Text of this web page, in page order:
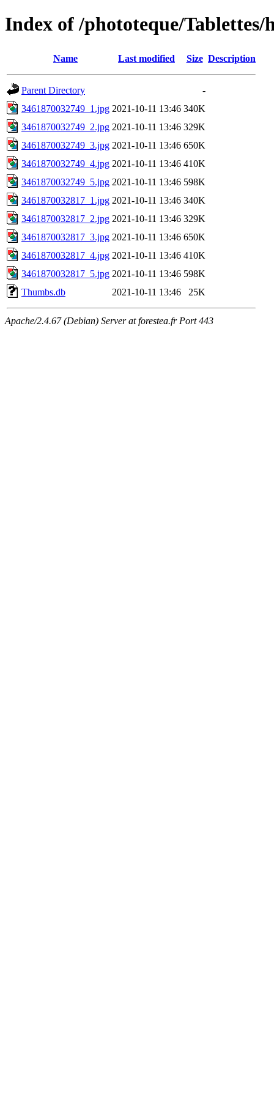
Index of /phototeque/Tablettes/
Name Last modified Size Description
Parent Directory
-
3461870032749_1.jpg 2021-10-11 13:46 340K
3461870032749_2.jpg 2021-10-11 13:46 329K
3461870032749_3.jpg 2021-10-11 13:46 650K
3461870032749_4.jpg 2021-10-11 13:46 410K
3461870032749_5.jpg 2021-10-11 13:46 598K
3461870032817_1.jpg 2021-10-11 13:46 340K
3461870032817_2.jpg 2021-10-11 13:46 329K
3461870032817_3.jpg 2021-10-11 13:46 650K
3461870032817_4.jpg 2021-10-11 13:46 410K
3461870032817_5.jpg 2021-10-11 13:46 598K
Thumbs.db
2021-10-11 13:46 25K
Apache/2.4.67 (Debian) Server at forestea.fr Port 443